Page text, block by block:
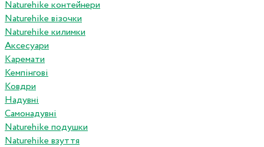
Naturehike контейнери
Naturehike візочки
Naturehike килимки
Аксесуари
Каремати
Кемпінгові
Ковдри
Надувні
Самонадувні
Naturehike подушки
Naturehike взуття